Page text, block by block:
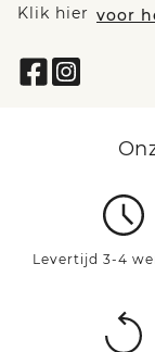
Klik hier voor
Levertijd 3-4